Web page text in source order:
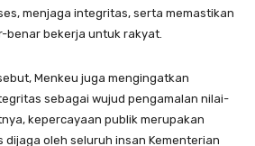
menjaga integritas, serta memastikan
benar bekerja untuk rakyat.
Menkeu juga mengingatkan
sebagai wujud pengamalan nilai-
kepercayaan publik merupakan
oleh seluruh insan Kementerian